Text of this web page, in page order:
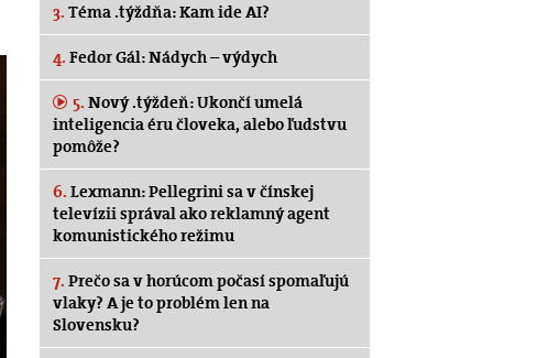
3. Téma .týždňa: Kam ide AI?
4. Fedor Gál: Nádych – výdych
5. Nový .týždeň: Ukončí umelá
inteligencia éru človeka, alebo ľudstvu
pomôže?
6. Lexmann: Pellegrini sa v čínskej
televízii správal ako reklamný agent
komunistického režimu
7. Prečo sa v horúcom počasí spomaľujú
vlaky? A je to problém len na
Slovensku?